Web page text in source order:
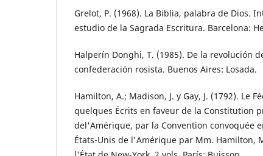
Grelot, P. (1968). La Biblia, palabra de Dios.
estudio de la Sagrada Escritura. Barcelona:
Halperín Donghi, T. (1985). De la revolución
confederación rosista. Buenos Aires: Losada.
Hamilton, A.; Madison, J. y Gay, J. (1792). Le
quelques Écrits en faveur de la Constitution
del'Amérique, par la Convention convoquée
États-Unis de l'Amérique par Mm. Hamilton,